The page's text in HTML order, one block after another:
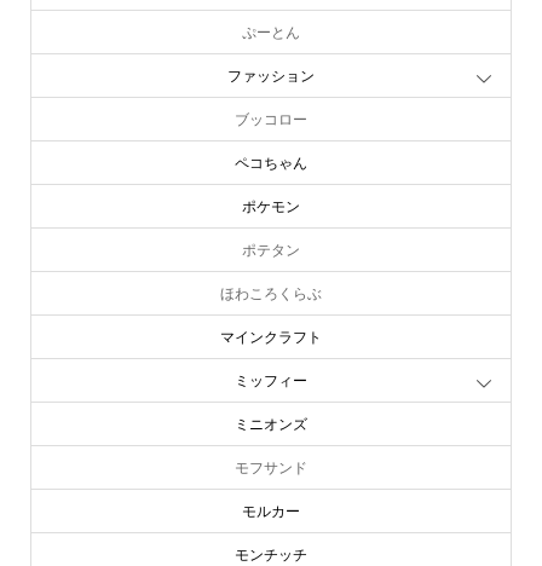
ぷーとん
ファッション
ブッコロー
ペコちゃん
ポケモン
ポテタン
ほわころくらぶ
マインクラフト
ミッフィー
ミニオンズ
モフサンド
モルカー
モンチッチ